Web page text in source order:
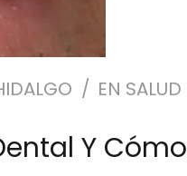
EN SALUD
Y Cómo